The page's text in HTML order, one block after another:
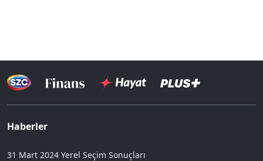
Haberler
31 Mart 2024 Yerel Seçim Sonuçları